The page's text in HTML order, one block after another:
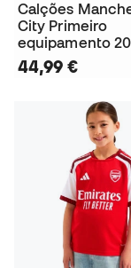
Calções
City Primeiro
equipamento
44,99 €